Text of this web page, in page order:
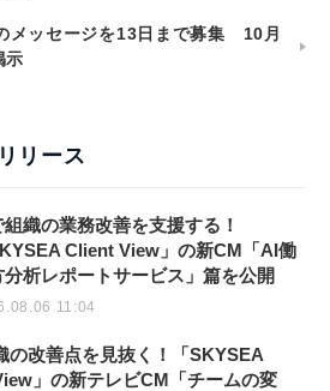
メッセージを13日まで募集 10月
示
リース
織の業務改善を支援する！
Client View」の新CM「AI働
分析レポートサービス」篇を公開
11:04
の改善点を見抜く！「SKYSEA
」の新テレビCM「チームの変